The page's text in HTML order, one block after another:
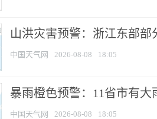
山洪灾害预警：浙江东部
中国天气网 2026-08-08 18:05
暴雨橙色预警：11省市有
中国天气网 2026-08-08 18:05